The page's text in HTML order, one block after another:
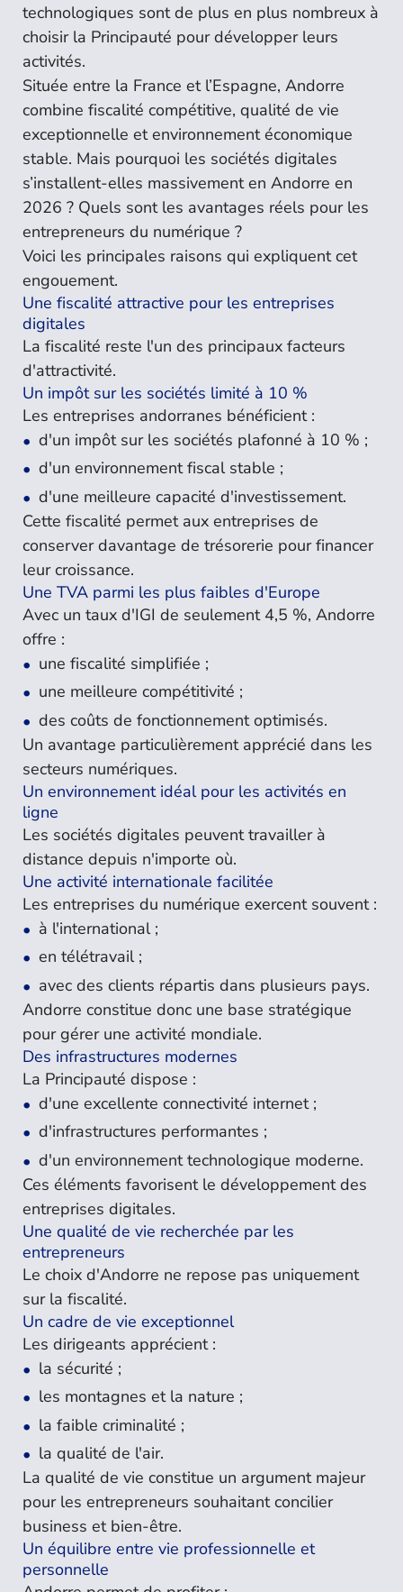
technologiques sont de plus en plus nombreux à
choisir la Principauté pour développer leurs
activités.
Située entre la France et l’Espagne, Andorre
combine fiscalité compétitive, qualité de vie
exceptionnelle et environnement économique
stable. Mais pourquoi les sociétés digitales
s’installent-elles massivement en Andorre en
2026 ? Quels sont les avantages réels pour les
entrepreneurs du numérique ?
Voici les principales raisons qui expliquent cet
engouement.
Une fiscalité attractive pour les entreprises
digitales
La fiscalité reste l'un des principaux facteurs
d'attractivité.
Un impôt sur les sociétés limité à 10 %
Les entreprises andorranes bénéficient :
d'un impôt sur les sociétés plafonné à 10 % ;
d'un environnement fiscal stable ;
d'une meilleure capacité d'investissement.
Cette fiscalité permet aux entreprises de
conserver davantage de trésorerie pour financer
leur croissance.
Une TVA parmi les plus faibles d'Europe
Avec un taux d'IGI de seulement 4,5 %, Andorre
offre :
une fiscalité simplifiée ;
une meilleure compétitivité ;
des coûts de fonctionnement optimisés.
Un avantage particulièrement apprécié dans les
secteurs numériques.
Un environnement idéal pour les activités en
ligne
Les sociétés digitales peuvent travailler à
distance depuis n'importe où.
Une activité internationale facilitée
Les entreprises du numérique exercent souvent :
à l'international ;
en télétravail ;
avec des clients répartis dans plusieurs pays.
Andorre constitue donc une base stratégique
pour gérer une activité mondiale.
Des infrastructures modernes
La Principauté dispose :
d'une excellente connectivité internet ;
d'infrastructures performantes ;
d'un environnement technologique moderne.
Ces éléments favorisent le développement des
entreprises digitales.
Une qualité de vie recherchée par les
entrepreneurs
Le choix d'Andorre ne repose pas uniquement
sur la fiscalité.
Un cadre de vie exceptionnel
Les dirigeants apprécient :
la sécurité ;
les montagnes et la nature ;
la faible criminalité ;
la qualité de l'air.
La qualité de vie constitue un argument majeur
pour les entrepreneurs souhaitant concilier
business et bien-être.
Un équilibre entre vie professionnelle et
personnelle